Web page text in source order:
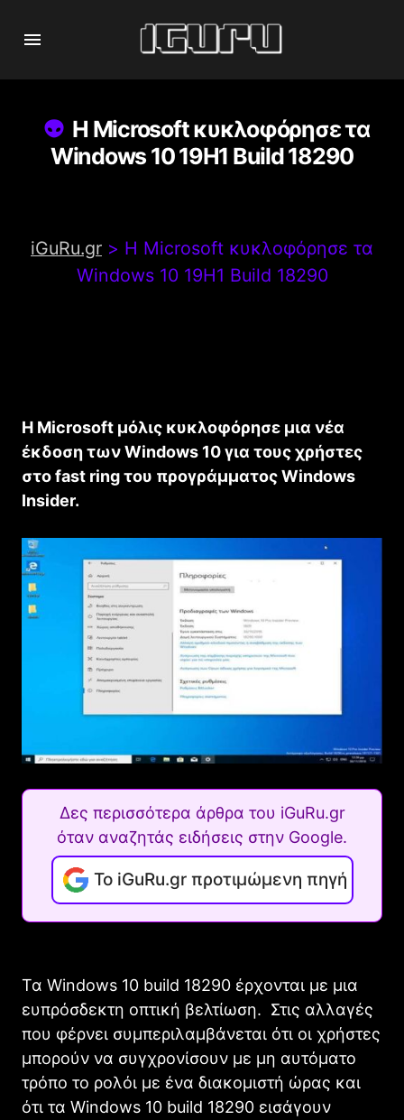
Η Microsoft κυκλοφόρησε τα
Windows 10 19H1 Build 18290
iGuRu.gr > Η Microsoft κυκλοφόρησε τα
Windows 10 19H1 Build 18290
Η Microsoft μόλις κυκλοφόρησε μια νέα
έκδοση των Windows 10 για τους χρήστες
στο fast ring του προγράμματος Windows
Insider.
Δες περισσότερα άρθρα του iGuRu.gr
όταν αναζητάς ειδήσεις στην Google.
Το iGuRu.gr προτιμώμενη πηγή
Τα Windows 10 build 18290 έρχονται με μια
ευπρόσδεκτη οπτική βελτίωση. Στις αλλαγές
που φέρνει συμπεριλαμβάνεται ότι οι χρήστες
μπορούν να συγχρονίσουν με μη αυτόματο
τρόπο το ρολόι με ένα διακομιστή ώρας και
ότι τα Windows 10 build 18290 εισάγουν